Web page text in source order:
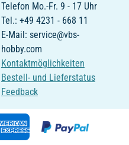
Telefon Mo.-Fr. 9 - 17 Uhr
Tel.: +49 4231 - 668 11
E-Mail: service@vbs-
hobby.com
Kontaktmöglichkeiten
Bestell- und Lieferstatus
Feedback